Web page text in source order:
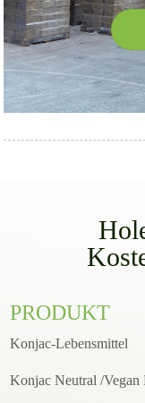
PRODUKT
Konjac-Lebensmittel
Konjac Neutral /Vegan